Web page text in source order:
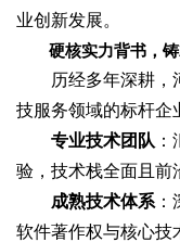
业创新发展。
硬核实力背书，
历经多年深耕，
技服务领域的标杆企
专业技术团队
验，技术栈全面且前
成熟技术体系
软件著作权与核心技